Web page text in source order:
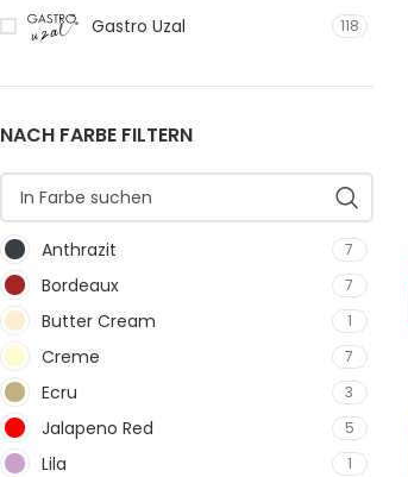
Gastro Uzal 118
NACH FARBE FILTERN
Anthrazit 7
Bordeaux 7
Butter Cream 1
Creme 7
Ecru 3
Jalapeno Red 5
Lila 1